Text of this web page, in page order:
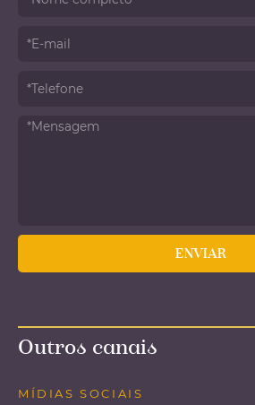
Outros canais
MÍDIAS SOCIAIS